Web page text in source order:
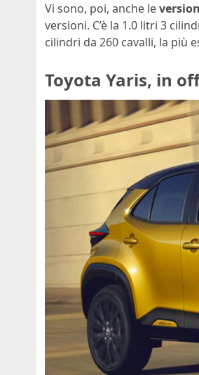
Vi sono, poi, anche le
versioni. C’è la 1.0 litri 3
cilindri da 260 cavalli, la più
Toyota Yaris, in